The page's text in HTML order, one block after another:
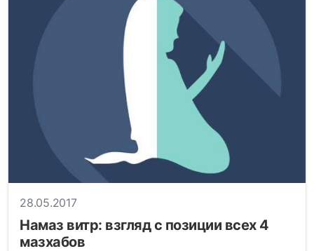
28.05.2017
Намаз витр: взгляд с позиции всех 4
мазхабов